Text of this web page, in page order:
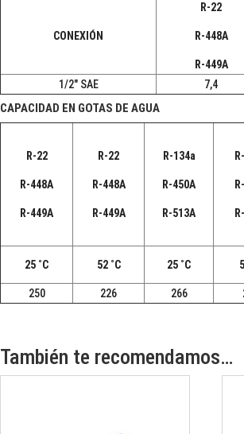
CONEXIÓN
R-22
R-448A
R-449A
1/2" SAE 7,4
CAPACIDAD EN GOTAS DE AGUA
R-22
R-448A
R-449A
R-22
R-448A
R-449A
R-134a
R-450A
R-513A
25 ˚C 52 ˚C 25 ˚C
250 226 266
También te recomendamos…